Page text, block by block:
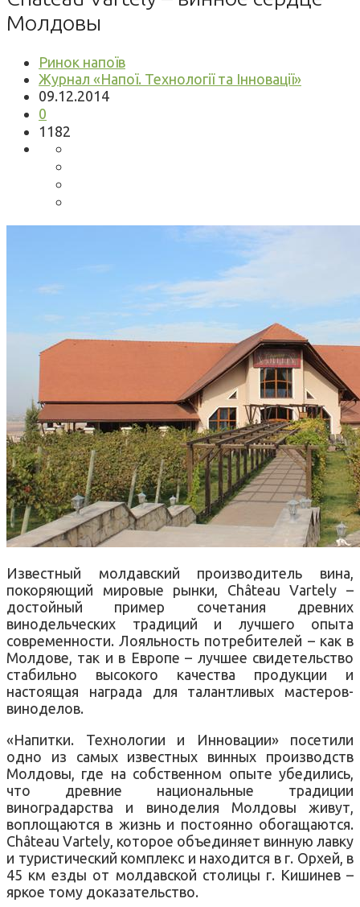
Молдовы
Ринок напоїв
Журнал «Напої. Технології та Інновації»
09.12.2014
0
1182
Известный молдавский производитель вина,
покоряющий мировые рынки, Château Vartely –
достойный пример сочетания древних
винодельческих традиций и лучшего опыта
современности. Лояльность потребителей – как в
Молдове, так и в Европе – лучшее свидетельство
стабильно высокого качества продукции и
настоящая награда для талантливых мастеров-
виноделов.
«Напитки. Технологии и Инновации» посетили
одно из самых известных винных производств
Молдовы, где на собственном опыте убедились,
что древние национальные традиции
виноградарства и виноделия Молдовы живут,
воплощаются в жизнь и постоянно обогащаются.
Château Vartely, которое объединяет винную лавку
и туристический комплекс и находится в г. Орхей, в
45 км езды от молдавской столицы г. Кишинев –
яркое тому доказательство.